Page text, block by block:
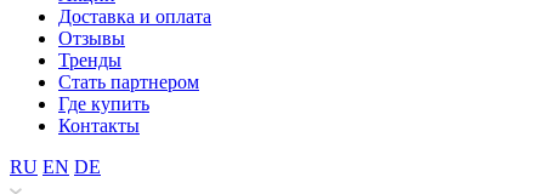
Доставка и оплата
Отзывы
Тренды
Стать партнером
Где купить
Контакты
RU EN DE